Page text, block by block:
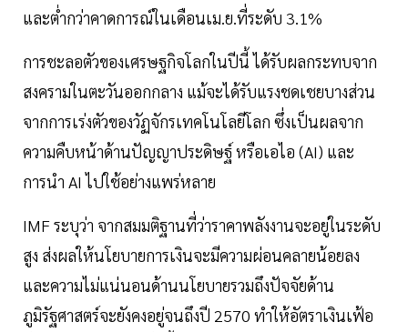
และต่ำกว่าคาดการณ์ในเดือนเม.ย.ที่ระดับ 3.1%
การชะลอตัวของเศรษฐกิจโลกในปีนี้ ได้รับผลกระทบจาก
สงครามในตะวันออกกลาง แม้จะได้รับแรงชดเชยบางส่วน
จากการเร่งตัวของวัฏจักรเทคโนโลยีโลก ซึ่งเป็นผลจาก
ความคืบหน้าด้านปัญญาประดิษฐ์ หรือเอไอ (AI) และ
การนำ AI ไปใช้อย่างแพร่หลาย
IMF ระบุว่า จากสมมติฐานที่ว่าราคาพลังงานจะอยู่ในระดับ
สูง ส่งผลให้นโยบายการเงินจะมีความผ่อนคลายน้อยลง
และความไม่แน่นอนด้านนโยบายรวมถึงปัจจัยด้าน
ภูมิรัฐศาสตร์จะยังคงอยู่จนถึงปี 2570 ทำให้อัตราเงินเฟ้อ